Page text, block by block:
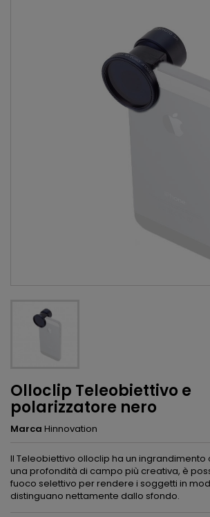
Olloclip Teleobiettivo e
polarizzatore nero
Marca Hinnovation
Il Teleobiettivo olloclip ha un ingrandimento
una profondità di campo più creativa, è
fuoco selettivo per rendere i soggetti in
distinguano nettamente dallo sfondo.